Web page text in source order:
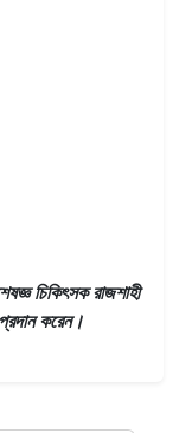
চিকিৎসক রাজশাহী
প্রদান করেন।